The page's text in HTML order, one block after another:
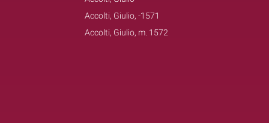
Accolti, Giulio, -1571
Accolti, Giulio, m. 1572